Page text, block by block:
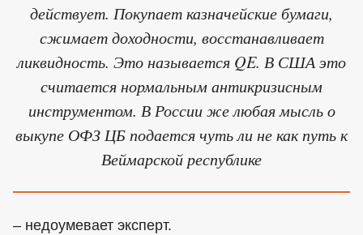
действует. Покупает казначейские бумаги,
сжимает доходности, восстанавливает
ликвидность. Это называется QE. В США это
считается нормальным антикризисным
инструментом. В России же любая мысль о
выкупе ОФЗ ЦБ подается чуть ли не как путь к
Веймарской республике
– недоумевает эксперт.